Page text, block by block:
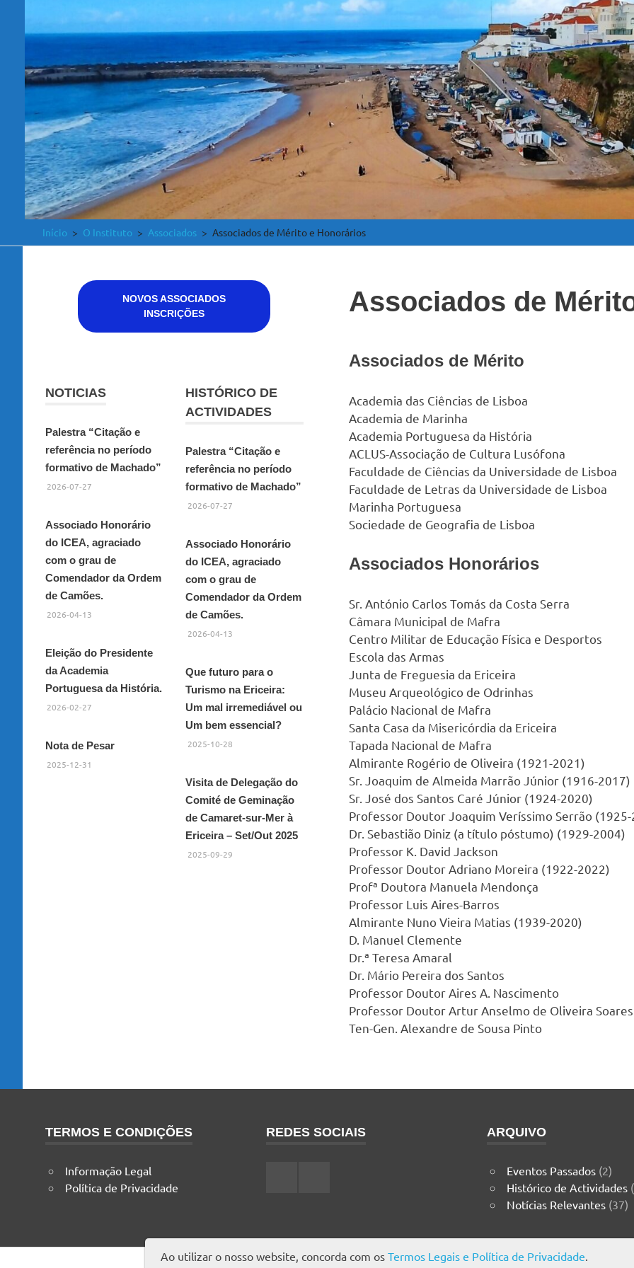
Início O Instituto Associados Associados de Mérito e Honorários
Associados de
Associados de Mérito
Academia das Ciências de Lisboa
Academia de Marinha
Academia Portuguesa da História
ACLUS-Associação de Cultura Lusófona
Faculdade de Ciências da Universidade de Lisboa
Faculdade de Letras da Universidade de Lisboa
Marinha Portuguesa
Sociedade de Geografia de Lisboa
Associados Honorários
Sr. António Carlos Tomás da Costa Serra
Câmara Municipal de Mafra
Centro Militar de Educação Física e Desportos
Escola das Armas
Junta de Freguesia da Ericeira
Museu Arqueológico de Odrinhas
Palácio Nacional de Mafra
Santa Casa da Misericórdia da Ericeira
Tapada Nacional de Mafra
Almirante Rogério de Oliveira (1921-2021)
Sr. Joaquim de Almeida Marrão Júnior (1916-2017)
Sr. José dos Santos Caré Júnior (1924-2020)
Professor Doutor Joaquim Veríssimo Serrão
Dr. Sebastião Diniz (a título póstumo) (1929-2004)
Professor K. David Jackson
Professor Doutor Adriano Moreira (1922-2022)
Profª Doutora Manuela Mendonça
Professor Luis Aires-Barros
Almirante Nuno Vieira Matias (1939-2020)
D. Manuel Clemente
Dr.ª Teresa Amaral
Dr. Mário Pereira dos Santos
Professor Doutor Aires A. Nascimento
Professor Doutor Artur Anselmo de Oliveira Soares
Ten-Gen. Alexandre de Sousa Pinto
NOVOS ASSOCIADOS
INSCRIÇÕES
NOTICIAS
Palestra “Citação e
referência no período
formativo de Machado”
2026-07-27
Associado Honorário
do ICEA, agraciado
com o grau de
Comendador da Ordem
de Camões.
2026-04-13
Eleição do Presidente
da Academia
Portuguesa da História.
2026-02-27
Nota de Pesar
2025-12-31
HISTÓRICO DE
ACTIVIDADES
Palestra “Citação e
referência no período
formativo de Machado”
2026-07-27
Associado Honorário
do ICEA, agraciado
com o grau de
Comendador da Ordem
de Camões.
2026-04-13
Que futuro para o
Turismo na Ericeira:
Um mal irremediável ou
Um bem essencial?
2025-10-28
Visita de Delegação do
Comité de Geminação
de Camaret-sur-Mer à
Ericeira – Set/Out 2025
2025-09-29
TERMOS E CONDIÇÕES
Informação Legal
Política de Privacidade
REDES SOCIAIS ARQUIVO
Eventos Passados(2)
Histórico de Actividades
Notícias Relevantes(37)
Ao utilizar o nosso website, concorda com os Termos Legais e Política de Privacidade.